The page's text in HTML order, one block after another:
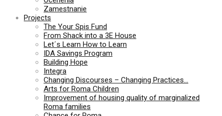
Zamestnanie
Projects
The Your Spis Fund
From Shack into a 3E House
Let´s Learn How to Learn
IDA Savings Program
Building Hope
Integra
Changing Discourses – Changing Practices…
Arts for Roma Children
Improvement of housing quality of marginalized
Roma families